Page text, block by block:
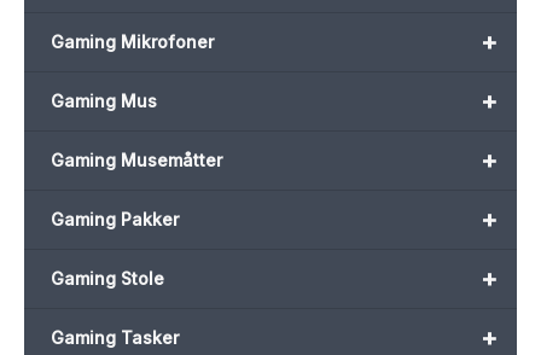
+
Gaming Mikrofoner
+
Gaming Mus
+
Gaming Musemåtter
+
Gaming Pakker
+
Gaming Stole
+
Gaming Tasker